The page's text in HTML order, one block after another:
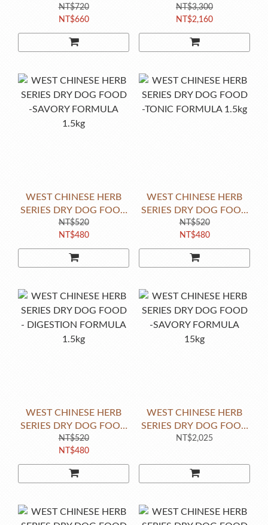
-TONIC FORMULA 2.4kg
NT$720
NT$660
14.4kg mix
:Savory,Tonic,Digestion
NT$3,300
NT$2,160
WEST CHINESE HERB
SERIES DRY DOG FOOD
-SAVORY FORMULA
1.5kg
NT$520
NT$480
WEST CHINESE HERB
SERIES DRY DOG FOOD
-TONIC FORMULA 1.5kg
NT$520
NT$480
WEST CHINESE HERB
SERIES DRY DOG FOOD
- DIGESTION FORMULA
1.5kg
NT$520
NT$480
WEST CHINESE HERB
SERIES DRY DOG FOOD
-SAVORY FORMULA
NT$2,025